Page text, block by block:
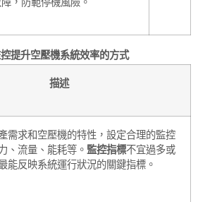
提升空壓機系統效率的方式
描述
需求和空壓機的特性，設定合理的監控
、流量、能耗等。 監控指標不宜過多或
能反映系統運行狀況的關鍵指標。